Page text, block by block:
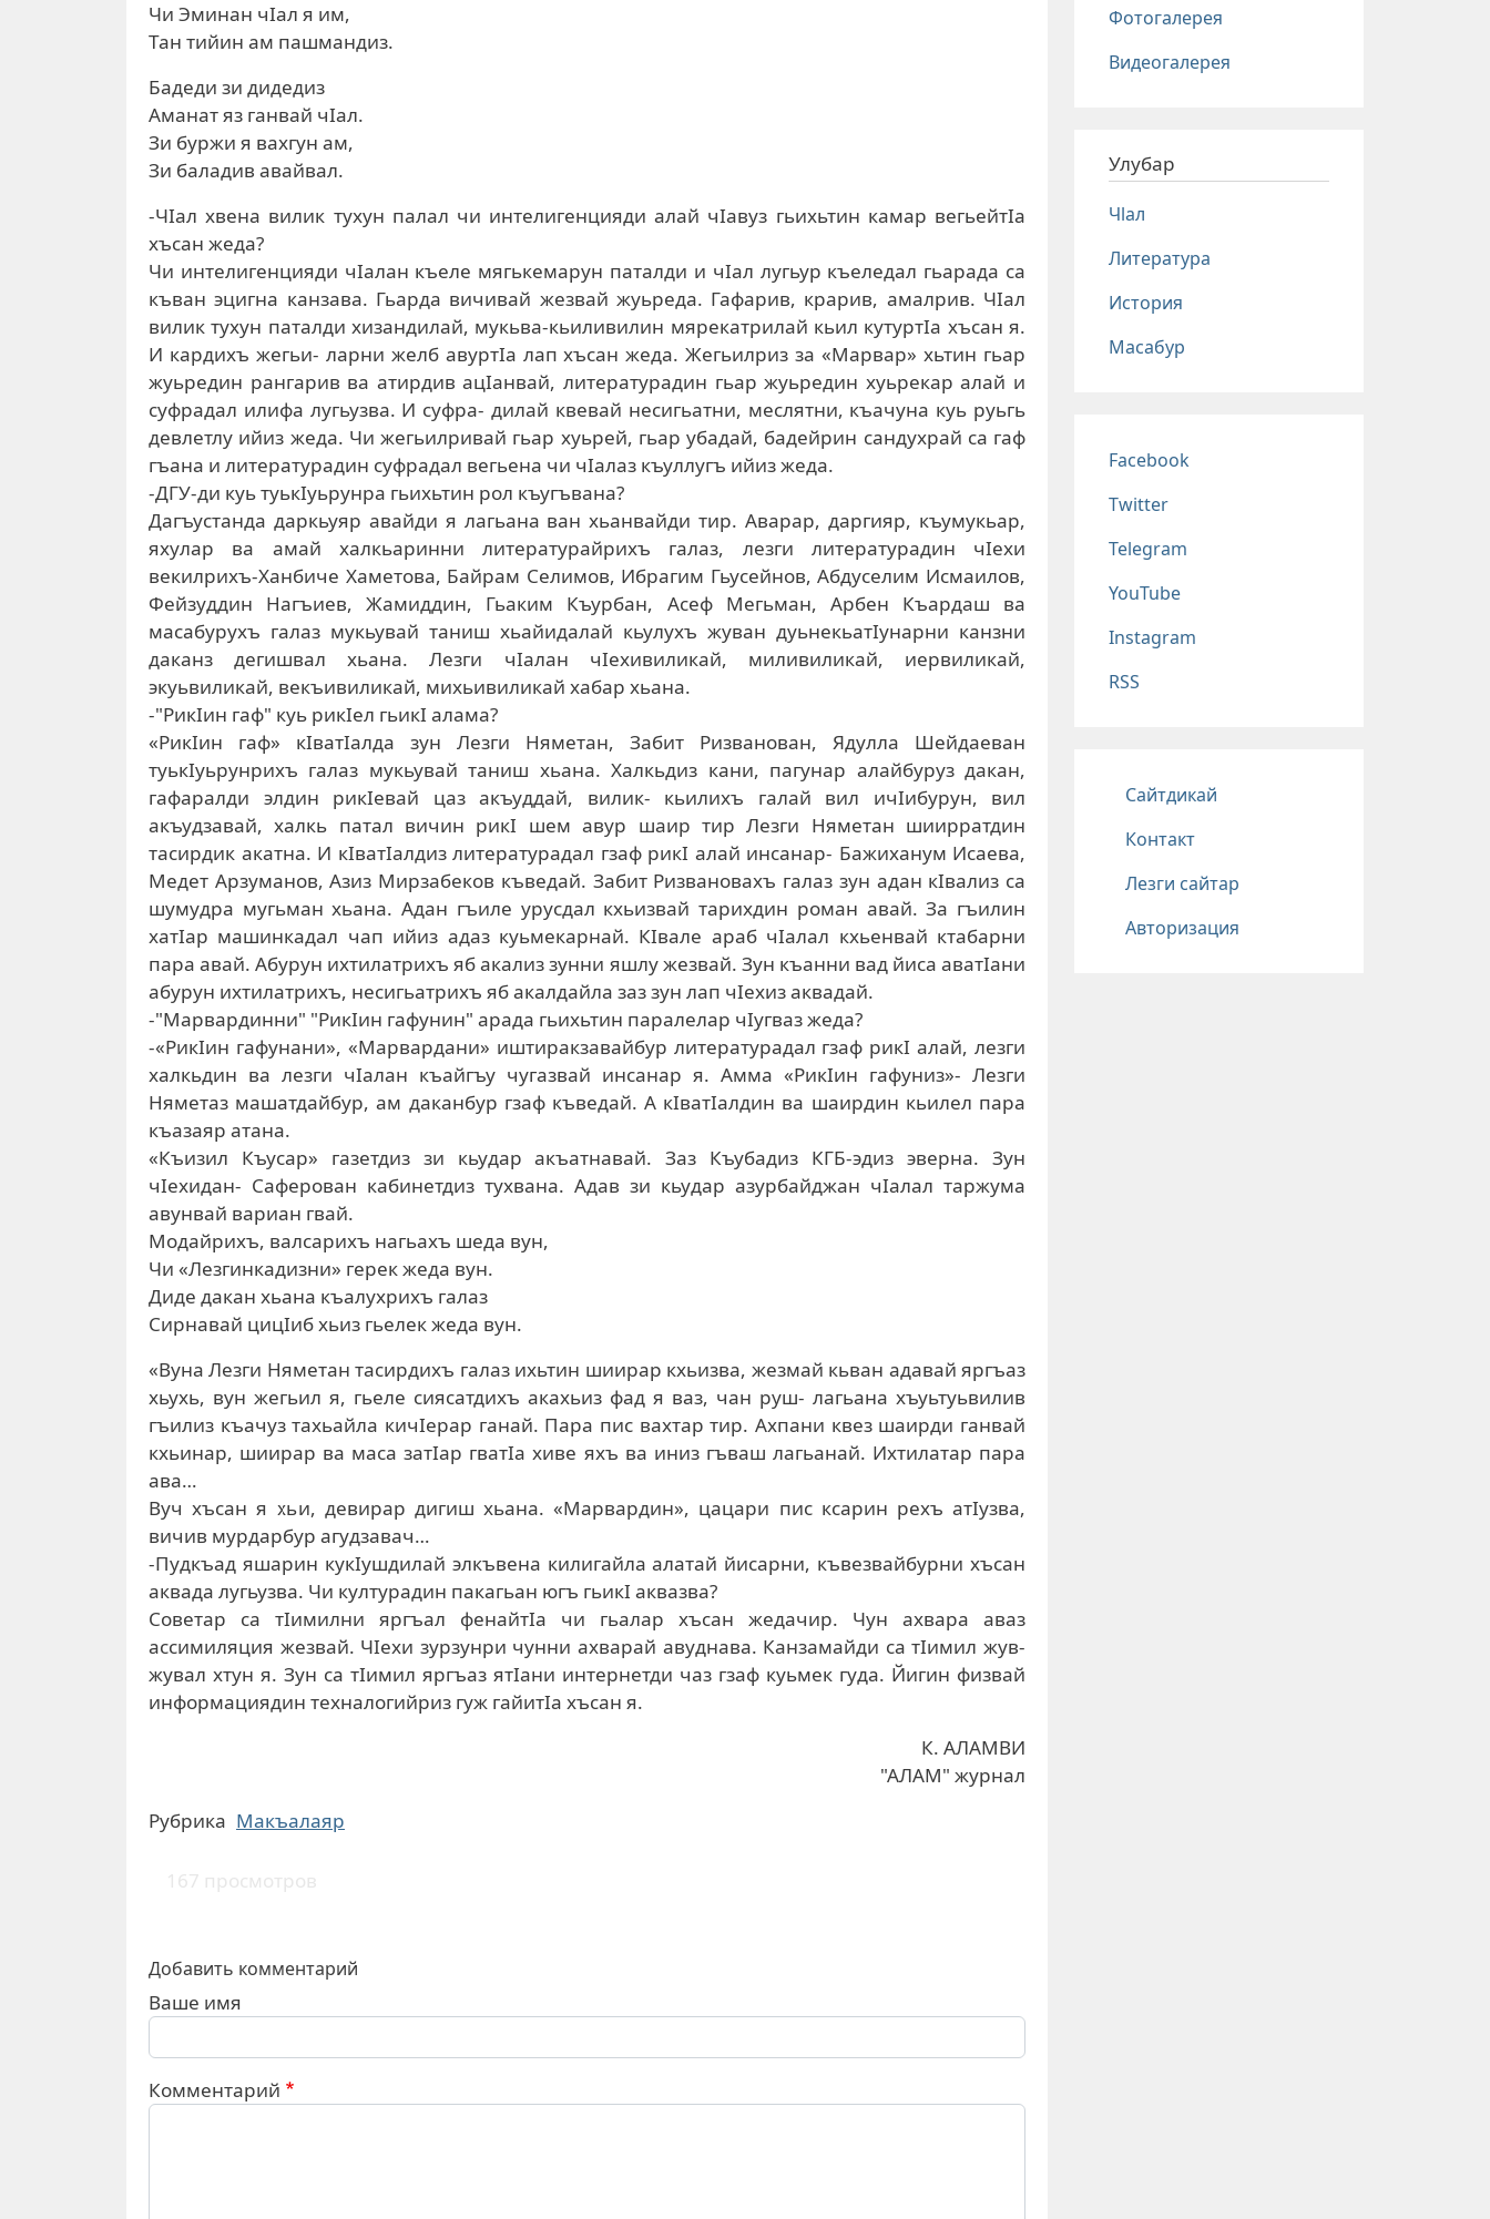
Чи Эминан чIал я им,
Тан тийин ам пашмандиз.
Бадеди зи дидедиз
Аманат яз ганвай чIал.
Зи буржи я вахгун ам,
Зи баладив авайвал.
-ЧIал хвена вилик тухун палал чи интелигенцияди алай чIавуз гьихьтин камар вегьейтIа
хъсан жеда?
Чи интелигенцияди чIалан къеле мягькемарун паталди и чIал лугьур къеледал гьарада са
къван эцигна канзава. Гьарда вичивай жезвай жуьреда. Гафарив, крарив, амалрив. ЧIал
вилик тухун паталди хизандилай, мукьва-кьиливилин мярекатрилай кьил кутуртIа хъсан я.
И кардихъ жегьи­- ларни желб авуртIа лап хъсан жеда. Жегьилриз за «Марвар» хьтин гьар
жуьредин рангарив ва атирдив ацIанвай, литературадин гьар жуьредин хуьрекар алай и
суфрадал илифа лугьузва. И суфра­- дилай квевай несигьатни, меслятни, къачуна куь руьгь
девлетлу ийиз жеда. Чи жегьилривай гьар хуьрей, гьар убадай, бадейрин сандухрай са гаф
гъана и литературадин суфрадал вегьена чи чIалаз къуллугъ ийиз жеда.
-ДГУ-ди куь туькIуьрунра гьихьтин рол къугъвана?
Дагъустанда даркьуяр авайди я лагьана ван хьанвайди тир. Аварар, даргияр, къумукьар,
яхулар ва амай халкьаринни литературайрихъ галаз, лезги литературадин чIехи
векилрихъ-Ханбиче Хаметова, Байрам Селимов, Ибрагим Гьусейнов, Абдуселим Исмаилов,
Фейзуддин Нагъиев, Жамиддин, Гьаким Къурбан, Асеф Мегьман, Арбен Къардаш ва
масабурухъ галаз мукьувай таниш хьайидалай кьулухъ жуван дуьнекьатIунарни канзни
даканз дегишвал хьана. Лезги чIалан чIехивиликай, миливиликай, иервиликай,
экуьвиликай, векъивиликай, михьивиликай хабар хьана.
-"РикIин гаф" куь рикIел гьикI алама?
«РикIин гаф» кIватIалда зун Лезги Няметан, Забит Ризванован, Ядулла Шейдаеван
туькIуьрунрихъ галаз мукьувай таниш хьана. Халкьдиз кани, пагунар алайбуруз дакан,
гафаралди элдин рикIевай цаз акъуддай, вилик- кьилихъ галай вил ичIибурун, вил
акъудзавай, халкь патал вичин рикI шем авур шаир тир Лезги Няметан шиирратдин
тасирдик акатна. И кIватIалдиз литературадал гзаф рикI алай инсанар- Бажиханум Исаева,
Медет Арзуманов, Азиз Мирзабеков къведай. Забит Ризвановахъ галаз зун адан кIвализ са
шумудра мугьман хьана. Адан гъиле урусдал кхьиз­вай тарихдин роман авай. За гъилин
хатIар машинкадал чап ийиз адаз куьмекарнай. КIвале араб чIалал кхьенвай ктабарни
пара авай. Абурун ихтилатрихъ яб акализ зунни яшлу жезвай. Зун къанни вад йиса аватIани
абурун ихтилатрихъ, несигьатрихъ яб акалдайла заз зун лап чIехиз аквадай.
-"Марвардинни" "РикIин гафунин" арада гьихьтин паралелар чIугваз жеда?
-«РикIин гафунани», «Марвардани» иштиракзавайбур литературадал гзаф рикI алай, лезги
халкьдин ва лезги чIалан къайгъу чугазвай инсанар я. Амма «РикIин гафуниз»- Лезги
Няметаз машатдайбур, ам даканбур гзаф къведай. А кIватIалдин ва шаирдин кьилел пара
къазаяр атана.
«Къизил Къусар» газетдиз зи кьудар акъатнавай. Заз Къубадиз КГБ-эдиз эверна. Зун
чIехидан- Саферован кабинетдиз тухвана. Адав зи кьудар азурбайджан чIалал таржума
авунвай вариан гвай.
Модайрихъ, валсарихъ нагьахъ шеда вун,
Чи «Лезгинкадизни» герек жеда вун.
Диде дакан хьана къалухрихъ галаз
Сирнавай цицIиб хьиз гьелек жеда вун.
«Вуна Лезги Няметан тасирдихъ галаз ихьтин шиирар кхьизва, жезмай кьван адавай яргъаз
хьухь, вун жегьил я, гьеле сиясатдихъ акахьиз фад я ваз, чан руш- лагьана хъуьтуьвилив
гъилиз къачуз тахьайла кичIерар ганай. Пара пис вахтар тир. Ахпани квез шаирди ганвай
кхьинар, шиирар ва маса затIар гватIа хиве яхъ ва иниз гъваш лагьанай. Ихтилатар пара
ава…
Вуч хъсан я хьи, девирар дигиш хьана. «Марвардин», цацари пис ксарин рехъ атIузва,
вичив мурдарбур агудзавач…
-Пудкъад яшарин кукIушдилай элкъвена килигайла алатай йисарни, къвезвайбурни хъсан
аквада лугьузва. Чи културадин пакагьан югъ гьикI аквазва?
Советар са тIимилни яргъал фенайтIа чи гьалар хъсан жедачир. Чун ахвара аваз
ассимиляция жезвай. ЧIехи зурзунри чунни ахварай авуднава. Канзамайди са тIимил жув-
жувал хтун я. Зун са тIимил яргъаз ятIани интернетди чаз гзаф куьмек гуда. Йигин физвай
информациядин техналогийриз гуж гайитIа хъсан я.
К. АЛАМВИ
"АЛАМ" журнал
Рубрика Макъалаяр
167 просмотров
Добавить комментарий
Ваше имя
Комментарий
Фотогалерея
Видеогалерея
Улубар
Чlал
Литература
История
Масабур
Соц сети
Facebook
Twitter
Telegram
YouTube
Instagram
RSS
Подвал
Сайтдикай
Контакт
Лезги сайтар
Авторизация